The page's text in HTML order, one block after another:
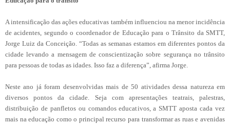
A intensificação das ações educativas também influenciou na menor incidência
de acidentes, segundo o coordenador de Educação para o Trânsito da SMTT,
Jorge Luiz da Conceição. “Todas as semanas estamos em diferentes pontos da
cidade levando a mensagem de conscientização sobre segurança no trânsito
para pessoas de todas as idades. Isso faz a diferença”, afirma Jorge.
Neste ano já foram desenvolvidas mais de 50 atividades dessa natureza em
diversos pontos da cidade. Seja com apresentações teatrais, palestras,
distribuição de panfletos ou comandos educativos, a SMTT aposta cada vez
mais na educação como o principal recurso para transformar as ruas e avenidas